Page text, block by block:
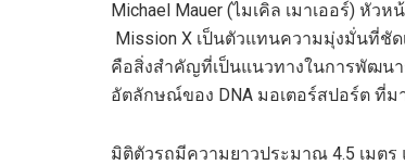
Michael Mauer (ไมเคิล เมาเออร์) หัว
Mission X เป็นตัวแทนความมุ่งมั่นที่ชั
คือสิ่งสำคัญที่เป็นแนวทางในการพัฒน
อัตลักษณ์ของ DNA มอเตอร์สปอร์ต ที่
มิติตัวรถมีความยาวประมาณ 4.5 เมตร